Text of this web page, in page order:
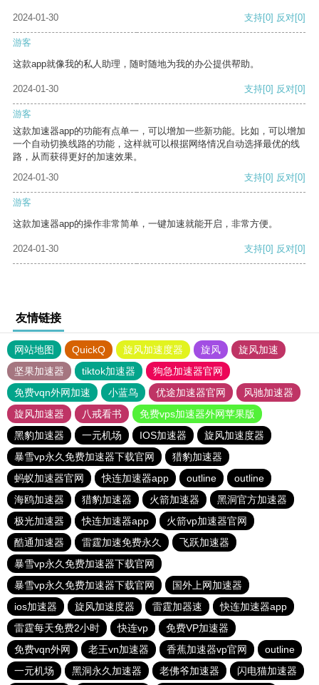
2024-01-30 支持[0] 反对[0]
游客
这款app就像我的私人助理，随时随地为我的办公提供帮助。
2024-01-30 支持[0] 反对[0]
游客
这款加速器app的功能有点单一，可以增加一些新功能。比如，可以增加
一个自动切换线路的功能，这样就可以根据网络情况自动选择最优的线
路，从而获得更好的加速效果。
2024-01-30
支持[0] 反对[0]
游客
这款加速器app的操作非常简单，一键加速就能开启，非常方便。
2024-01-30 支持[0] 反对[0]
友情链接
网站地图 QuickQ 旋风加速度器 旋风
旋风加速
坚果加速器
tiktok加速器
狗急加速器官网
免费vqn外网加速
小蓝鸟 优途加速器官网
风驰加速器
旋风加速器
八戒看书
免费vps加速器外网苹果版
黑豹加速器
一元机场 IOS加速器
旋风加速度器
暴雪vp永久免费加速器下载官网
猎豹加速器
蚂蚁加速器官网
快连加速器app outline
outline
海鸥加速器
猎豹加速器 火箭加速器
黑洞官方加速器
极光加速器
快连加速器app
火箭vp加速器官网
酷通加速器
雷霆加速免费永久
飞跃加速器
暴雪vp永久免费加速器下载官网
暴雪vp永久免费加速器下载官网
国外上网加速器
ios加速器
旋风加速度器 雷霆加器速
快连加速器app
雷霆每天免费2小时
快连vp
免费VP加速器
免费vqn外网
老王vn加速器 香蕉加速器vp官网
outline
一元机场
黑洞永久加速器 老佛爷加速器 闪电猫加速器